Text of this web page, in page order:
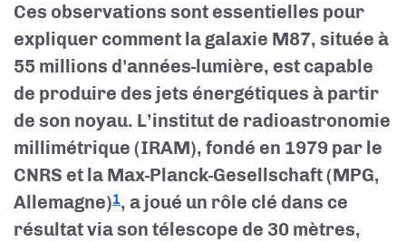
Ces observations sont essentielles pour
expliquer comment la galaxie M87, située à
55 millions d'années-lumière, est capable
de produire des jets énergétiques à partir
de son noyau. L’institut de radioastronomie
millimétrique (IRAM), fondé en 1979 par le
CNRS et la Max-Planck-Gesellschaft (MPG,
Allemagne)1, a joué un rôle clé dans ce
résultat via son télescope de 30 mètres,